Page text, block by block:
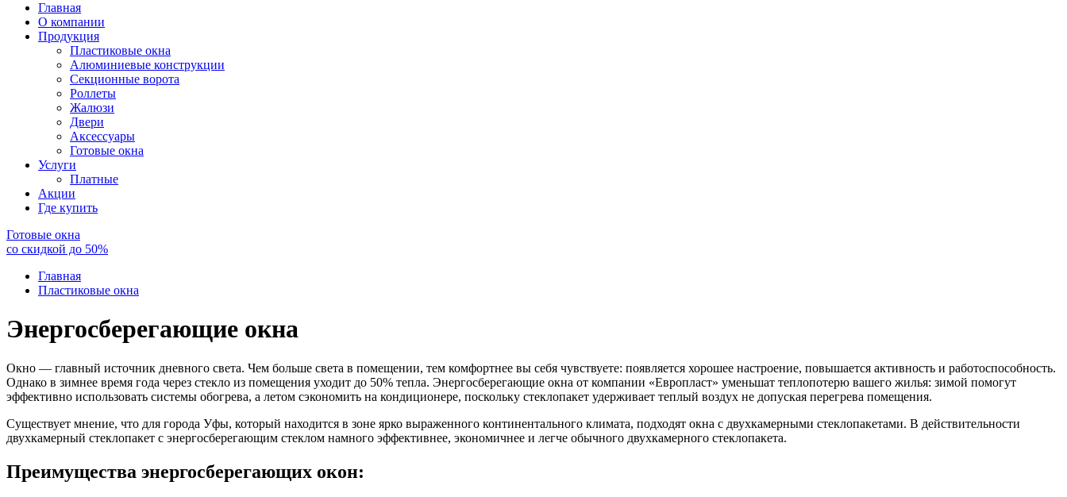
Главная
О компании
Продукция
Пластиковые окна
Алюминиевые конструкции
Секционные ворота
Роллеты
Жалюзи
Двери
Аксессуары
Готовые окна
Услуги
Платные
Акции
Где купить
Готовые окна
со скидкой до 50%
Главная
Пластиковые окна
Энергосберегающие окна
Окно — главный источник дневного света. Чем больше света в помещении, тем комфортнее вы себя чувствуете: появляется хорошее настроение, повышается активность и работоспособность.
Однако в зимнее время года через стекло из помещения уходит до 50% тепла. Энергосберегающие окна от компании «Европласт» уменьшат теплопотерю вашего жилья: зимой помогут
эффективно использовать системы обогрева, а летом сэкономить на кондиционере, поскольку стеклопакет удерживает теплый воздух не допуская перегрева помещения.
Существует мнение, что для города Уфы, который находится в зоне ярко выраженного континентального климата, подходят окна с двухкамерными стеклопакетами. В действительности
двухкамерный стеклопакет с энергосберегающим стеклом намного эффективнее, экономичнее и легче обычного двухкамерного стеклопакета.
Преимущества энергосберегающих окон: